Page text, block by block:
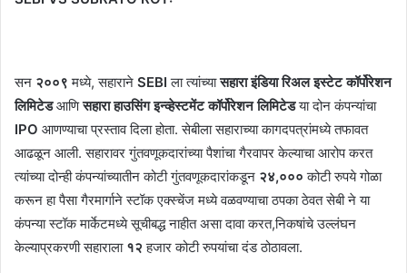
सन २००९मध्ये, सहाराने SEBIला त्यांच्यासहारा इंडिया रिअल इस्टेट कॉर्पोरेशन
लिमिटेडआणिसहारा हाउसिंग इन्व्हेस्टमेंट कॉर्पोरेशन लिमिटेडया दोन कंपन्यांचा
IPO आणण्याचा प्रस्ताव दिला होता. सेबीला सहाराच्या कागदपत्रांमध्ये तफावत
आढळून आली. सहारावर गुंतवणूकदारांच्या पैशांचा गैरवापर केल्याचा आरोप करत
त्यांच्या दोन्ही कंपन्यांच्यातीन कोटी गुंतवणूकदारांकडून २४,०००कोटी रुपये गोळा
करून हा पैसा गैरमार्गाने स्टॉक एक्स्चेंज मध्ये वळवण्याचा ठपका ठेवत सेबी ने या
कंपन्या स्टॉक मार्केटमध्ये सूचीबद्ध नाहीत असा दावा करत,निकषांचे उल्लंघन
केल्याप्रकरणी सहाराला १२हजार कोटी रुपयांचा दंड ठोठावला.